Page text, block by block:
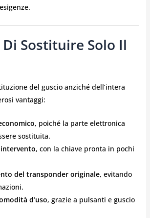
Sostituire Solo Il
del guscio anziché dell’intera
vantaggi:
, poiché la parte elettronica
sostituita.
, con la chiave pronta in pochi
del transponder originale, evitando
d’uso, grazie a pulsanti e guscio